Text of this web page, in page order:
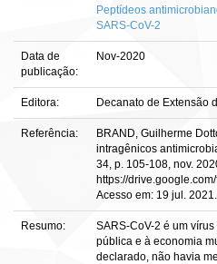
Peptídeos
SARS-CoV-2
Data de
publicação:
Nov-2020
Editora: Decanato de Extensão
Referência:
BRAND, Guilherme
intragênicos
34, p. 105-108, nov.
https://
Acesso em: 19 jul. 2021.
Resumo:
SARS-CoV-2 é um
pública e à economia
declarado, não havia